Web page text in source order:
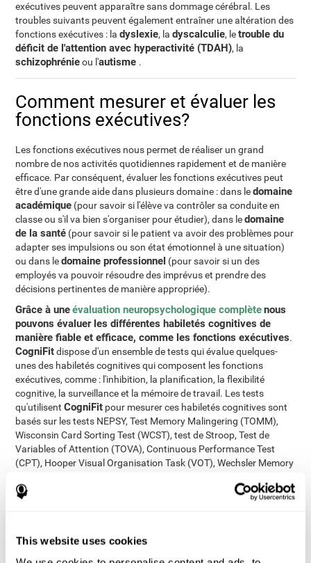
This website uses cookies
exécutives peuvent apparaître sans dommage cérébral. Les
troubles suivants peuvent également entraîner une altération des
fonctions exécutives : ladyslexie, ladyscalculie, letrouble du
déficit de l'attention avec hyperactivité (TDAH), la
schizophrénieou l'autisme .
Comment mesurer et évaluer les
fonctions exécutives?
Les fonctions exécutives nous permet de réaliser un grand
nombre de nos activités quotidiennes rapidement et de manière
efficace. Par conséquent, évaluer les fonctions exécutives peut
être d'une grande aide dans plusieurs domaine : dans ledomaine
académique (pour savoir si l'élève va contrôler sa conduite en
classe ou s'il va bien s'organiser pour étudier), dans ledomaine
de la santé (pour savoir si le patient va avoir des problèmes pour
adapter ses impulsions ou son état émotionnel à une situation)
ou dans ledomaine professionnel (pour savoir si un des
employés va pouvoir résoudre des imprévus et prendre des
décisions pertinentes de manière appropriée).
Grâce à uneévaluation neuropsychologique complètenous
pouvons évaluer les différentes habiletés cognitives de
manière fiable et efficace, comme les fonctions exécutives.
CogniFitdispose d'un ensemble de tests qui évalue quelques-
unes des habiletés cognitives qui composent les fonctions
exécutives, comme : l'inhibition, la planification, la flexibilité
cognitive, la surveillance et la mémoire de travail. Les tests
qu'utilisentCogniFit pour mesurer ces habiletés cognitives sont
basés sur les tests NEPSY, Test Memory Malingering (TOMM),
Wisconsin Card Sorting Test (WCST), test de Stroop, Test de
Variables of Attention (TOVA), Continuous Performance Test
(CPT), Hooper Visual Organisation Task (VOT), Wechsler Memory
fonctions exécutives, le test permet également d'évaluer le temps
de réponse, la perception visuelle, la perception spatiale, la
la reconnaissance, la vitesse de traitement, le balayage visuel, la
coordination oeil-main et l'attention partagée.